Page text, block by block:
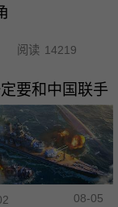
阅读 14219
要和中国联手
08-05